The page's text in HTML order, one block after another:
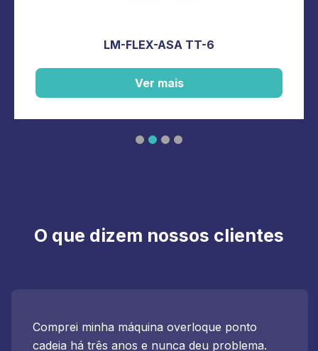
LM-FLEX-ASA TT-6
Ver mais
O que dizem nossos clientes
Comprei minha máquina overloque ponto
cadeia há três anos e nunca deu problema.